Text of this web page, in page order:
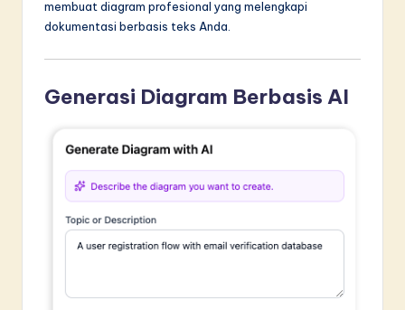
membuat diagram profesional yang melengkapi
dokumentasi berbasis teks Anda.
Generasi Diagram Berbasis AI